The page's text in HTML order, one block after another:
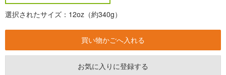
選択されたサイズ：12oz（約340g）
お気に入りに登録する